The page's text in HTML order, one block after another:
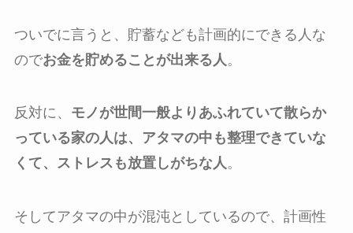
ついでに言うと、貯蓄なども計画的にできる人な
のでお金を貯めることが出来る人 。
反対に、 モノが世間一般より あふれていて散らか
っている家の人は、アタマの中も整理できていな
くて、ストレスも放置しがちな人。
そしてアタマの中が混沌としているので、計画性